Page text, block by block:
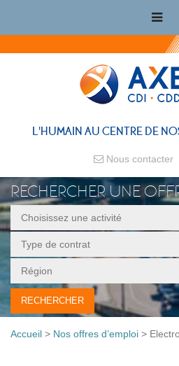
L'HUMAIN AU CENTRE DE
Nous contacter
RECHERCHER UNE
Accueil > Nos offres d’emploi >